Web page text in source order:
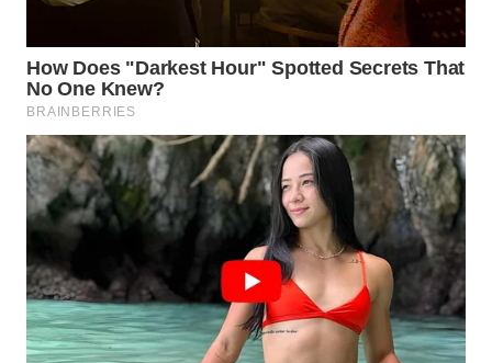
CO ID
WAHANANEWS
NET
WAHANA
SPORT
WAHANA
UMKM
WAHANA